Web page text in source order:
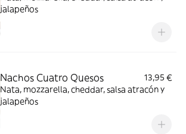
jalapeños
Nachos Cuatro Quesos
13,95 €
Nata, mozzarella, cheddar, salsa atracón y
jalapeños